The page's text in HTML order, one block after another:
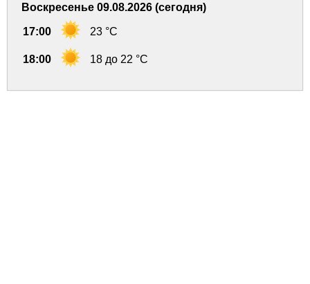
Воскресенье 09.08.2026 (сегодня)
17:00 23 °C
18:00 18 до 22 °C